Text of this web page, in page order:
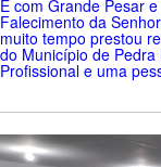
É com Grande Pesar
Falecimento da
muito tempo prestou
do Município de
Profissional e uma